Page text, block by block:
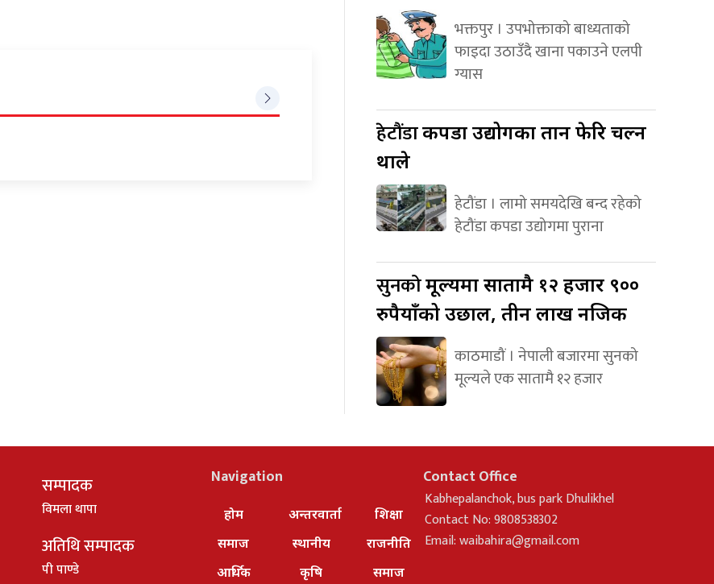
भक्तपुर । उपभोक्ताको बाध्यताको
फाइदा उठाउँदै खाना पकाउने एलपी
ग्यास
हेटौंडाकपडा उद्योगका तान फेरि चल्न
थाले
हेटौंडा । लामो समयदेखि बन्द रहेको
हेटौंडा कपडा उद्योगमा पुराना
सुनकोमूल्यमा सातामै १२ हजार ९००
रुपैयाँको उछाल, तीन लाख नजिक
काठमाडौं । नेपाली बजारमा सुनको
मूल्यले एक सातामै १२ हजार
सम्पादक
विमला थापा
अतिथि सम्पादक
पी पाण्डे
Navigation
होम
समाज
आर्थिक
अन्तरवार्ता
स्थानीय
कृषि
शिक्षा
राजनीति
समाज
Contact Office
Kabhepalanchok, bus park Dhulikhel
Contact No: 9808538302
Email:waibahira@gmail.com